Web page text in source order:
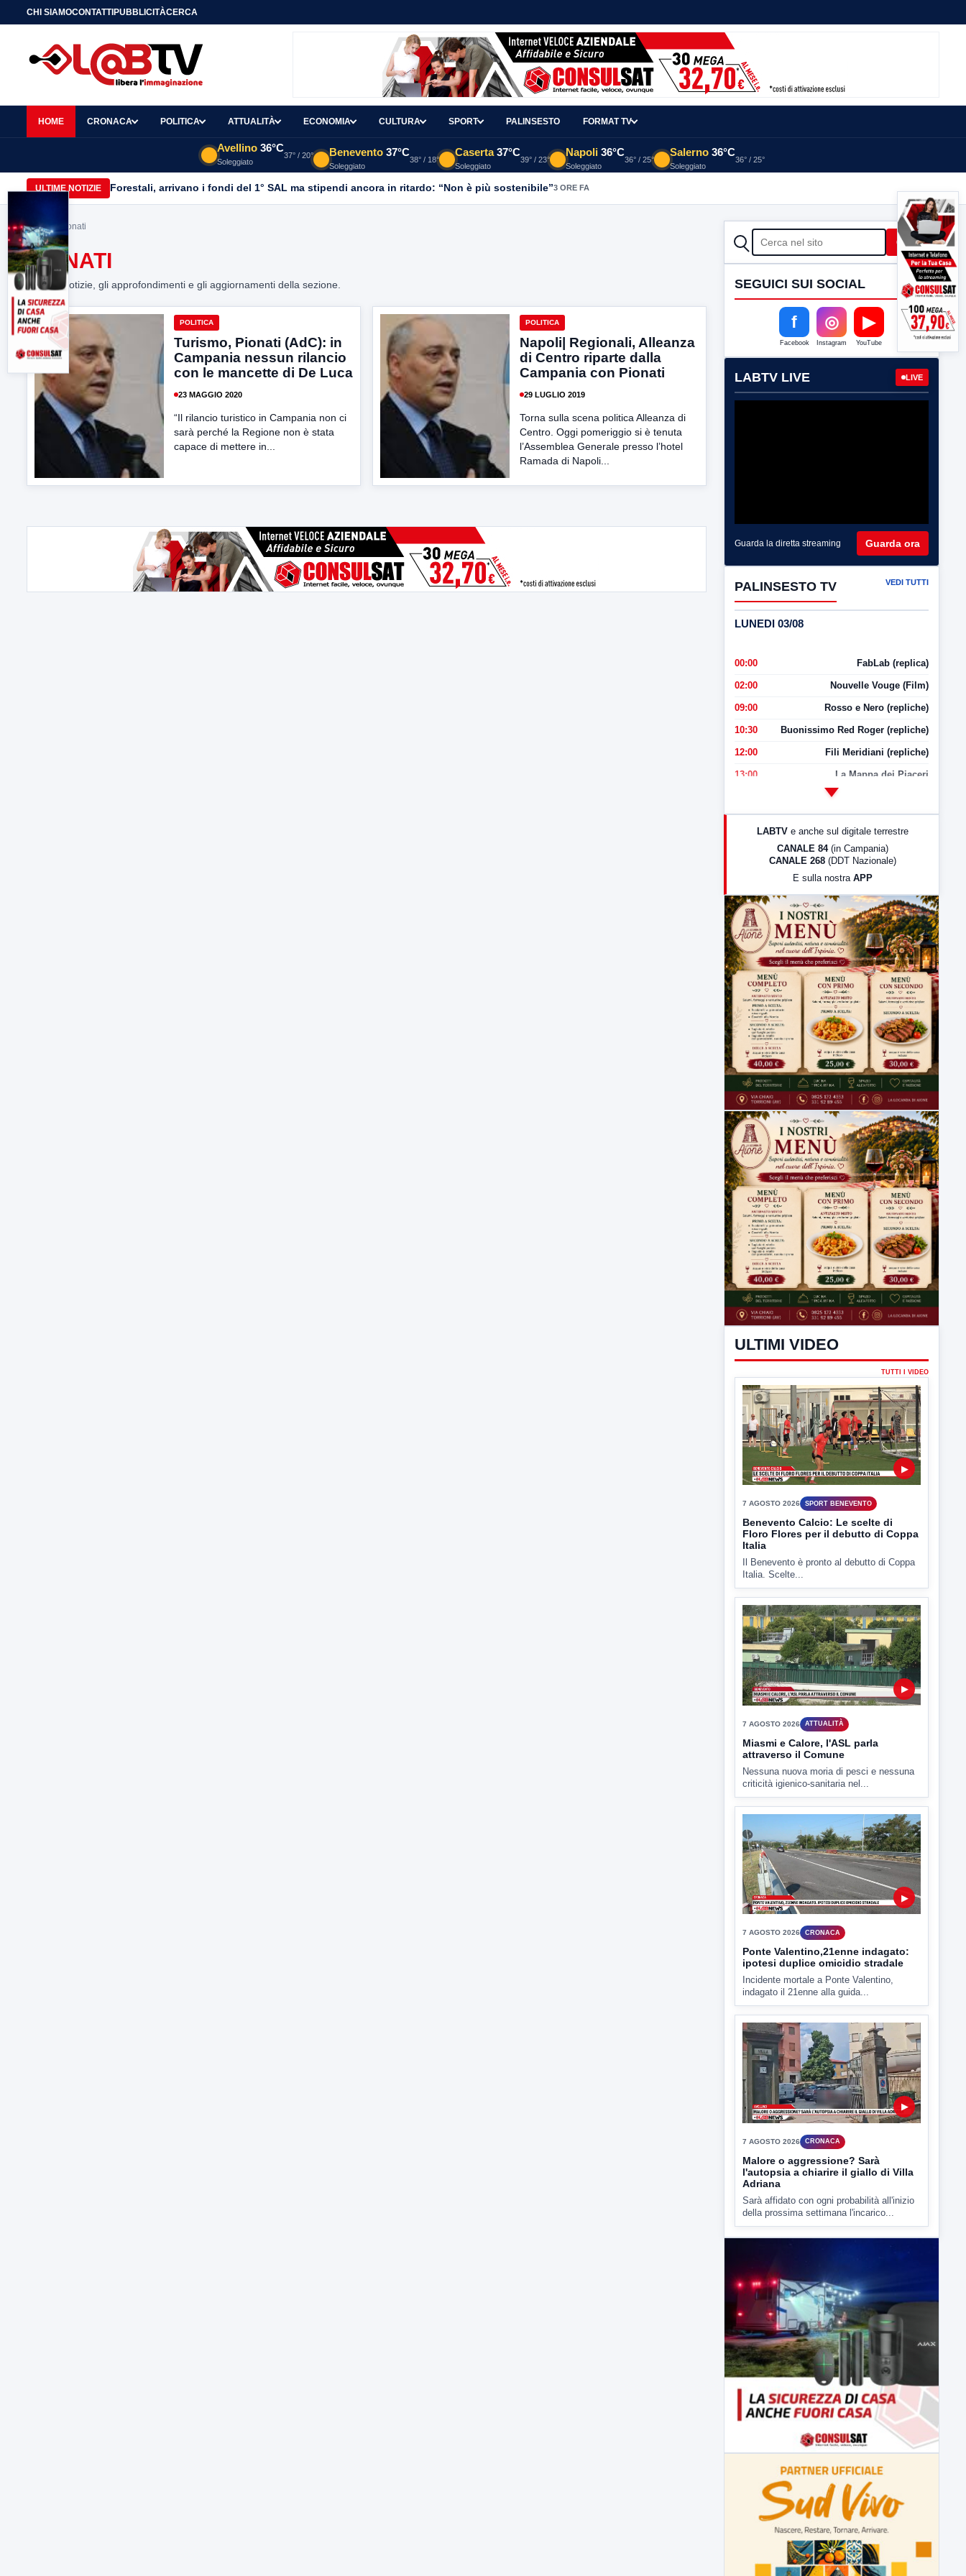
CHI SIAMOCONTATTIPUBBLICITÀCERCA
HOME CRONACA POLITICA ATTUALITÀ ECONOMIA CULTURA SPORT PALINSESTO FORMAT TV
Avellino 36°C
Soleggiato
37° / 20° Benevento 37°C
Soleggiato
38° / 18°
Caserta 37°C
Soleggiato
39° / 23°
Napoli 36°C
Soleggiato
36° / 25°
Salerno 36°C
Soleggiato
36° / 25°
ULTIME NOTIZIE Forestali, arrivano i fondi del 1° SAL ma stipendi ancora in ritardo: “Non è più sostenibile”3 ORE FA
Home> pionati
PIONATI
Tutte le notizie, gli approfondimenti e gli aggiornamenti della sezione.
POLITICA
Turismo, Pionati (AdC): in
Campania nessun rilancio
con le mancette di De Luca
23 MAGGIO 2020
“Il rilancio turistico in Campania non ci
sarà perché la Regione non è stata
capace di mettere in...
POLITICA
Napoli| Regionali, Alleanza
di Centro riparte dalla
Campania con Pionati
29 LUGLIO 2019
Torna sulla scena politica Alleanza di
Centro. Oggi pomeriggio si è tenuta
l’Assemblea Generale presso l’hotel
Ramada di Napoli...
CERCA Cerca
SEGUICI SUI SOCIAL
f
Facebook
◎
Instagram
▶
YouTube
LABTV LIVE LIVE
Guarda la diretta streaming Guarda ora
PALINSESTO TV VEDI TUTTI
LUNEDI 03/08
00:00 FabLab (replica)
02:00 Nouvelle Vouge (Film)
09:00 Rosso e Nero (repliche)
10:30 Buonissimo Red Roger (repliche)
12:00 Fili Meridiani (repliche)
13:00 La Mappa dei Piaceri
LabNews (Diretta)
23:00 LabNews (replica)
LABTV e anche sul digitale terrestre
CANALE 84 (in Campania)
CANALE 268 (DDT Nazionale)
E sulla nostra APP
ULTIMI VIDEO
TUTTI I VIDEO
7 AGOSTO 2026 SPORT BENEVENTO
Benevento Calcio: Le scelte di
Floro Flores per il debutto di Coppa
Italia
Il Benevento è pronto al debutto di Coppa
Italia. Scelte...
Miasmi e Calore, l'ASL parla
attraverso il Comune
Nessuna nuova moria di pesci e nessuna
criticità igienico-sanitaria nel...
▶
Ponte Valentino,21enne indagato:
ipotesi duplice omicidio stradale
Incidente mortale a Ponte Valentino,
indagato il 21enne alla guida...
7 AGOSTO 2026
Malore o aggressione? Sarà
l'autopsia a chiarire il giallo di Villa
Adriana
della prossima settimana l'incarico...